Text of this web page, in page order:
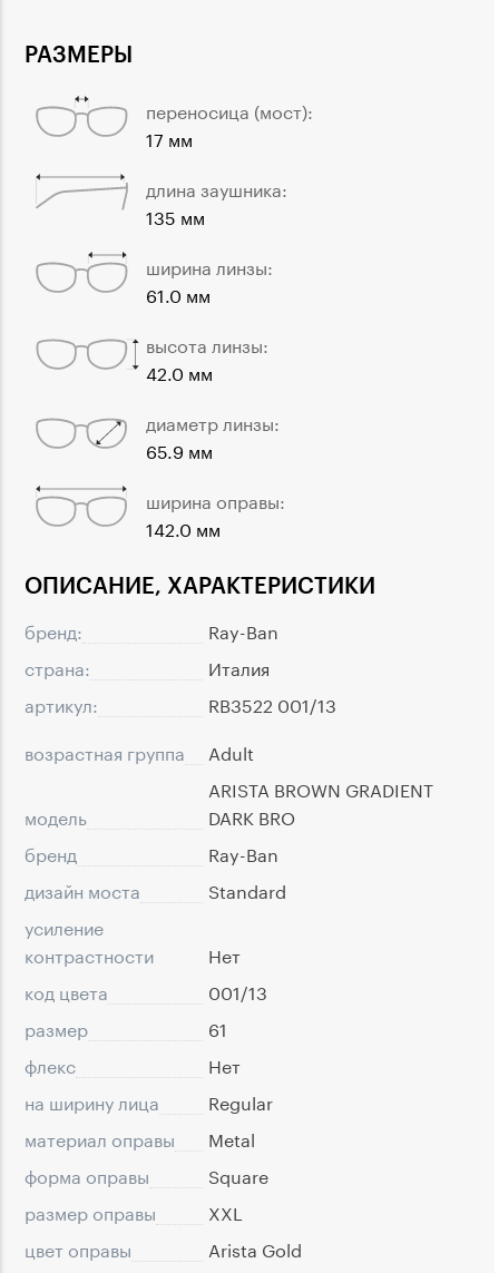
ОПИСАНИЕ, ХАРАКТЕРИСТИКИ
бренд:
Ray-Ban
страна:
Италия
артикул:
RB3522 001/13
возрастная группа
Adult
модель
ARISTA BROWN GRADIENT
DARK BRO
бренд
Ray-Ban
дизайн моста
Standard
усиление
контрастности
Нет
код цвета
001/13
размер
61
флекс
Нет
на ширину лица
Regular
материал оправы
Metal
форма оправы
Square
размер оправы
XXL
цвет оправы
Arista Gold
РАЗМЕРЫ
переносица (мост):
17 мм
длина заушника:
135 мм
ширина линзы:
61.0 мм
высота линзы:
42.0 мм
диаметр линзы:
65.9 мм
ширина оправы:
142.0 мм